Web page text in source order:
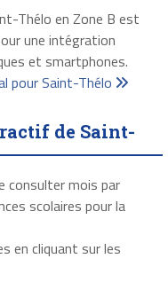
Thélo en Zone B est
une intégration
et smartphones.
pour Saint-Thélo
de Saint-
consulter mois par
scolaires pour la
en cliquant sur les